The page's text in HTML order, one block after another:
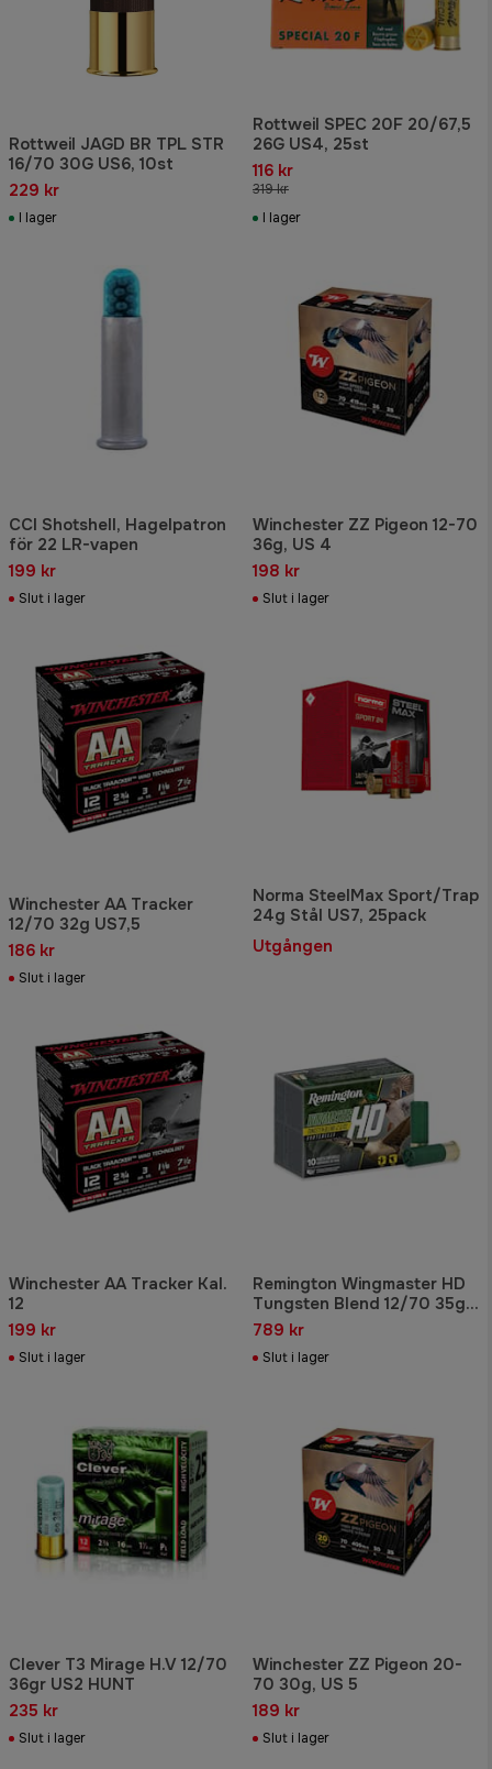
Rottweil JAGD BR TPL STR
16/70 30G US6, 10st
229 kr
I lager
Rottweil SPEC 20F 20/67,5
26G US4, 25st
116 kr
319 kr
I lager
CCI Shotshell, Hagelpatron
för 22 LR-vapen
199 kr
Slut i lager
Winchester ZZ Pigeon 12-70
36g, US 4
198 kr
Slut i lager
Winchester AA Tracker
12/70 32g US7,5
186 kr
Slut i lager
Norma SteelMax Sport/Trap
24g Stål US7, 25pack
Utgången
Winchester AA Tracker Kal.
12
199 kr
Slut i lager
Remington Wingmaster HD
Tungsten Blend 12/70 35g
US4
789 kr
Slut i lager
Clever T3 Mirage H.V 12/70
36gr US2 HUNT
235 kr
Slut i lager
Winchester ZZ Pigeon 20-
70 30g, US 5
189 kr
Slut i lager